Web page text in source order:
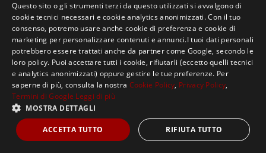
Copyright ©2021, MASTERX Tutti i diritti riservati.
Questo sito o gli strumenti terzi da questo utilizzati si avvalgono di
cookie tecnici necessari e cookie analytics anonimizzati. Con il tuo
consenso, potremo usare anche cookie di preferenza e cookie di
marketing per personalizzare contenuti e annunci.I tuoi dati personali
potrebbero essere trattati anche da partner come Google, secondo le
loro policy. Puoi accettare tutti i cookie, rifiutarli (eccetto quelli tecnici
e analytics anonimizzati) oppure gestire le tue preferenze. Per
saperne di più, consulta la nostra Cookie Policy, Privacy Policy,
Termini di Google Leggi di più
MOSTRA DETTAGLI
ACCETTA TUTTO RIFIUTA TUTTO